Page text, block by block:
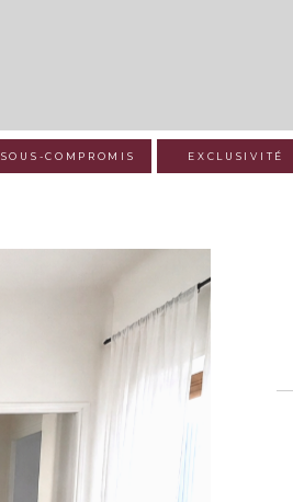
SOUS-COMPROMIS EXCLUSIVITÉ